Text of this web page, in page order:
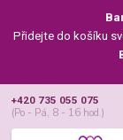
Přidejte do košíku
+420 735 055 075
(Po - Pá, 8 - 16 hod.)